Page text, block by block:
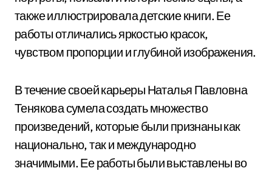
также иллюстрировала детские книги. Ее
работы отличались яркостью красок,
чувством пропорции и глубиной изображения.
В течение своей карьеры Наталья Павловна
Тенякова сумела создать множество
произведений, которые были признаны как
национально, так и международно
значимыми. Ее работы были выставлены во